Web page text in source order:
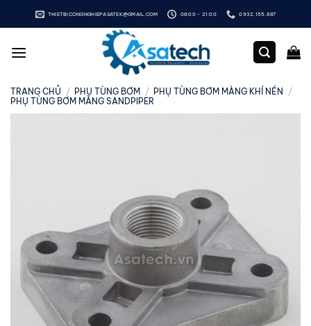
qua
dung
THIETBICONGNGHIEPASATEK@GMAIL.COM 08:00 - 21:00 0932.155.687
TRANG CHỦ / PHỤ TÙNG BƠM / PHỤ TÙNG BƠM MÀNG KHÍ NÉN
/
PHỤ TÙNG BƠM MÀNG SANDPIPER